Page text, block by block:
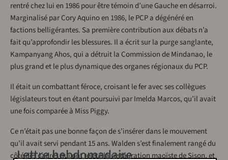
rentré chez lui en 1986 pour être témoin d’une Gauche en désarroi.
Marginalisé par Cory Aquino en 1986, le PCP a dégénéré en
factions belligérantes. Sa première contribution aux débats n’a
fait qu’approfondir les blessures. Il a écrit sur la purge sanglante,
Kampanyang Ahos, qui a détruit la Commission de Mindanao, le
plus grand et le plus dynamique des organes régionaux du PCP.
Il était un combattant féroce, croisant le fer avec ses collègues
législateurs tout en étant poursuivi par Imelda Marcos, qu’il avait
une fois comparée à Miss Piggy.
Ce n’était pas une bonne façon de s’insérer dans le mouvement
qu’il avait servi pendant 15 ans. Walden s’est finalement rangé du
côté des cadres qui ont rejeté la restauration maoïste de Sison, et
Lettre hebdomadaire